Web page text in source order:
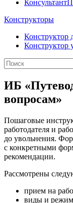
Конструкторы
Конструктор
Конструктор
ИБ
вопросам»
Пошаговые
работодателя и
до увольнения.
с конкретными
рекомендации.
Рассмотрены
прием на
виды и